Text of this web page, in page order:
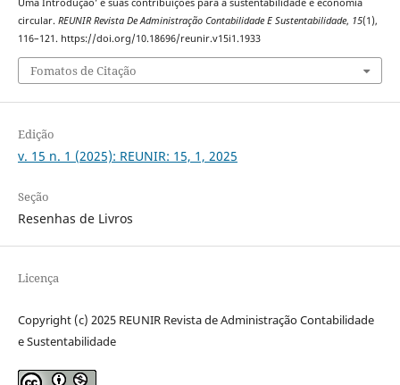
Uma Introdução’ e suas contribuições para a sustentabilidade e economia
circular. REUNIR Revista De Administração Contabilidade E Sustentabilidade, 15(1),
116–121. https://doi.org/10.18696/reunir.v15i1.1933
Fomatos de Citação
Edição
v. 15 n. 1 (2025): REUNIR: 15, 1, 2025
Seção
Resenhas de Livros
Licença
Copyright (c) 2025 REUNIR Revista de Administração Contabilidade
e Sustentabilidade